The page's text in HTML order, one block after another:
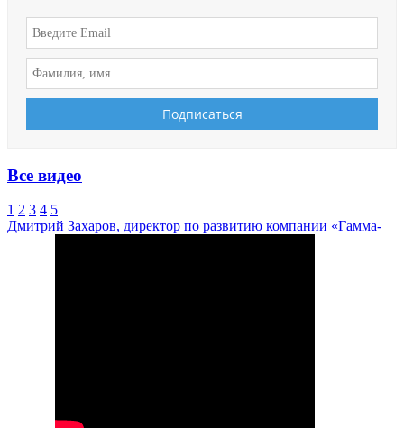
Все видео
1 2 3 4 5
Дмитрий Захаров, директор по развитию компании «Гамма-